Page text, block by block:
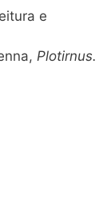
e
Plotirnus.